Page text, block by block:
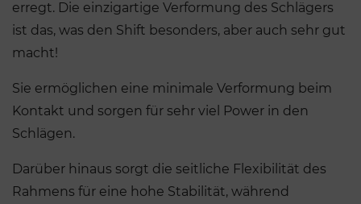
erregt. Die einzigartige Verformung des Schlägers
ist das, was den Shift besonders, aber auch sehr gut
macht!
Sie ermöglichen eine minimale Verformung beim
Kontakt und sorgen für sehr viel Power in den
Schlägen.
Darüber hinaus sorgt die seitliche Flexibilität des
Rahmens für eine hohe Stabilität, während